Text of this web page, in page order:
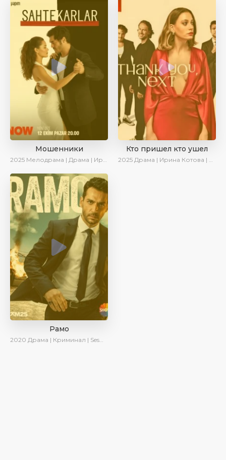
Мошенники
2025 Мелодрама | Драма | Ирина Котова | AlisaDirilis | Новинки | Сериалы 2025
Кто пришел кто ушел
2025 Драма | Ирина Котова | Новинки | Сериалы 2025
Рамо
2020 Драма | Криминал | SesDizi | Ирина Котова